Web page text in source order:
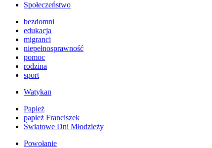
Społeczeństwo
bezdomni
edukacja
migranci
niepełnosprawność
pomoc
rodzina
sport
Watykan
Papież
papież Franciszek
Światowe Dni Młodzieży
Powołanie